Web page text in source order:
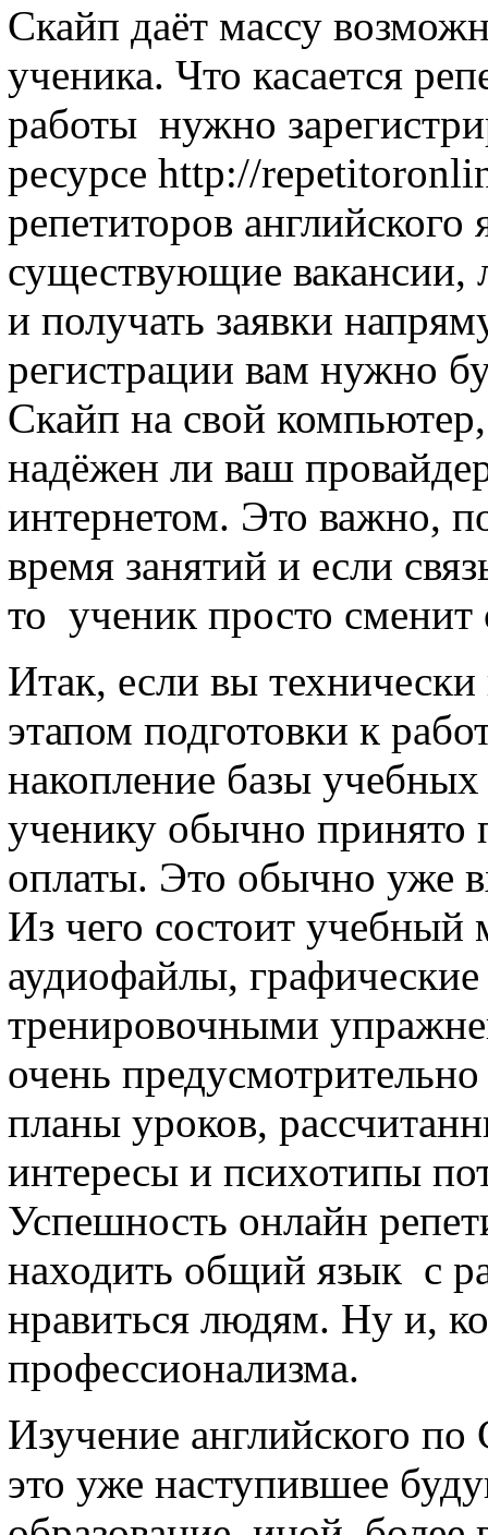
Скайп даёт массу
ученика. Что касается
работы нужно
ресурсе http://
репетиторов
существующие вакансии,
и получать заявки
регистрации вам нужно
Скайп на свой
надёжен ли ваш
интернетом. Это важно,
время занятий и если
то ученик просто сменит
Итак, если вы
этапом подготовки к
накопление базы
ученику обычно принято
оплаты. Это обычно уже
Из чего состоит учебный
аудиофайлы,
тренировочными
очень
планы уроков,
интересы и психотипы
Успешность онлайн
находить общий язык с
нравиться людям. Ну и,
профессионализма.
Изучение английского
это уже наступившее